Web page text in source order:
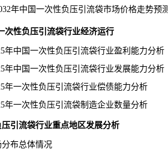
国一次性负压引流袋市场价格走势预
次性负压引流袋行业经济运行
中国一次性负压引流袋行业盈利能力分析
中国一次性负压引流袋行业发展能力分析
一次性负压引流袋行业偿债能力分析
一次性负压引流袋制造企业数量分析
引流袋行业重点地区发展分析
布总体情况